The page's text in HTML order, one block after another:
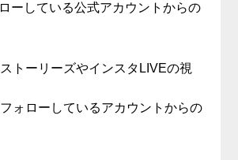
ーしている公式アカウントからの
トーリーズやインスタLIVEの視
フォローしているアカウントからの